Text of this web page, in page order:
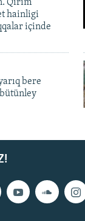
Qırım
hainligi
içinde
bere